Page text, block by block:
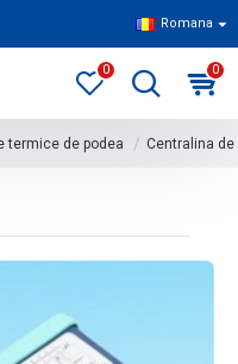
Romana
0 0
termice de podea Centralina